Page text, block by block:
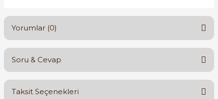
Yorumlar (0)
Bu ürüne ilk yorumu siz yapın!
Soru & Cevap
Taksit Seçenekleri